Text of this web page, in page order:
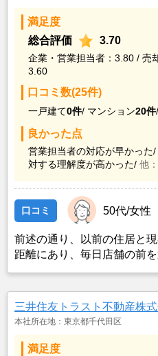
満足度
総合評価
3.70
企業・営業担当者：3.80 / 売
3.60
口コミ数(25件)
一戸建て0件/ マンション20件/
良かった点
営業担当者の対応が早かった/
対する理解度が高かった/ 他
口コミ 50代/女性
前述の通り、以前の住居と
距離にあり、毎日店舗の前
三井住友トラスト不動産株
本社所在地：東京都千代田区
満足度